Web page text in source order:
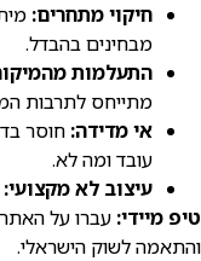
חיקוי מתחרים:
מבחינים בהבדל.
התעלמות
מתייחס לתרבות
אי מדידה: חוסר
עובד ומה לא.
עיצוב לא מקצועי:
טיפ מיידי: עברו על
והתאמה לשוק הישראלי.